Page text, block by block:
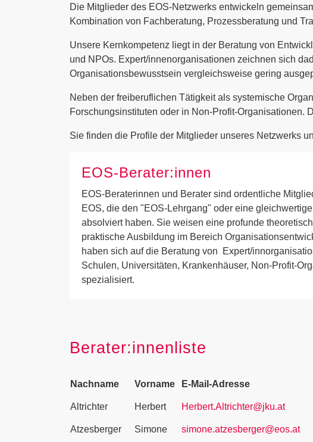
Die Mitglieder des EOS-Netzwerks entwickeln
Kombination von Fachberatung, Prozessberatung und
Unsere Kernkompetenz liegt in der Beratung von
und NPOs. Expert/innenorganisationen zeichnen sich
Organisationsbewusstsein vergleichsweise gering
Neben der freiberuflichen Tätigkeit als systemische
Forschungsinstituten oder in Non-Profit-Organisationen.
Sie finden die Profile der Mitglieder unseres Netzwerks
EOS-Berater:innen
EOS-Beraterinnen und Berater sind ordentliche
EOS, die den "EOS-Lehrgang" oder eine
absolviert haben. Sie weisen eine profunde
praktische Ausbildung im Bereich
haben sich auf die Beratung von Expert/
Schulen, Universitäten, Krankenhäuser, Non-Profit-
spezialisiert.
Berater:innenliste
Nachname Vorname E-Mail-Adresse
Altrichter Herbert Herbert.Altrichter@jku.at
Atzesberger Simone simone.atzesberger@eos.at